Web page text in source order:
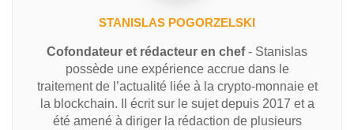
STANISLAS POGORZELSKI
Cofondateur et rédacteur en chef- Stanislas
possède une expérience accrue dans le
traitement de l’actualité liée à la crypto-monnaie et
la blockchain. Il écrit sur le sujet depuis 2017 et a
été amené à diriger la rédaction de plusieurs